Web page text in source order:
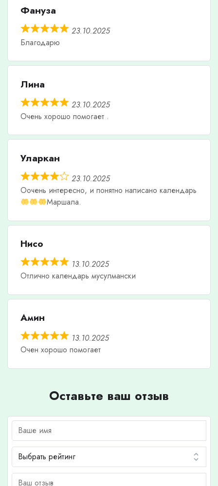
Фануза
23.10.2025
Благодарю
Лина
23.10.2025
Очень хорошо помогает .
Уларкан
23.10.2025
Оочень интересно, и понятно написано календарь
Маршала.
Нисо
13.10.2025
Отлично календарь мусулмански
Амин
13.10.2025
Очен хорошо помогает
Оставьте ваш отзыв